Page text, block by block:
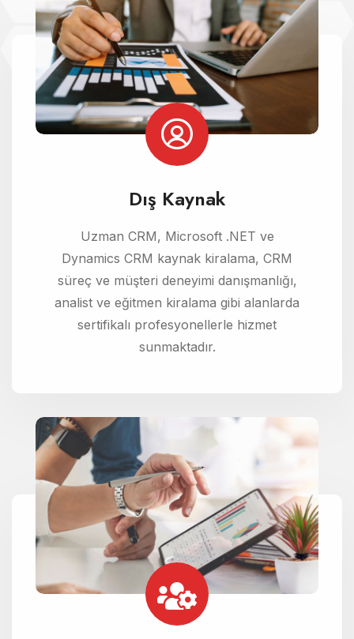
Dış Kaynak
Uzman CRM, Microsoft .NET ve
Dynamics CRM kaynak kiralama, CRM
süreç ve müşteri deneyimi danışmanlığı,
analist ve eğitmen kiralama gibi alanlarda
sertifikalı profesyonellerle hizmet
sunmaktadır.